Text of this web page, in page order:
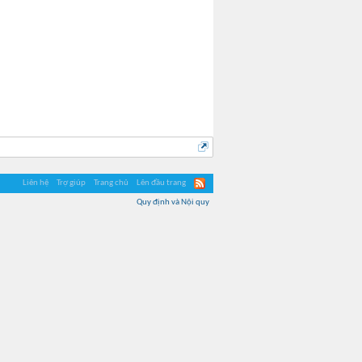
Liên hệ Trợ giúp Trang chủ Lên đầu trang
Quy định và Nội quy